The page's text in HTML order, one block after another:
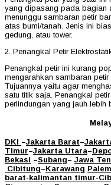
yang dipasang pada bagian
menunggu sambaran petir
atas bumi/tanah. Jenis ini
gedung, atau tower.
2. Penangkal Petir
Penangkal petir ini kurang
mengarahkan sambaran
Tujuannya yaitu agar
satu titik saja. Penangkal
perlindungan yang jauh lebih
DKI –Jakarta Barat–
Timur–Jakarta Utara–
Bekasi –Subang– Jawa
Cibitung–Karawang
barat-kalimantan timur-